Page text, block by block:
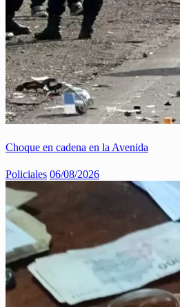
Choque en cadena en la Avenida
Policiales 06/08/2026